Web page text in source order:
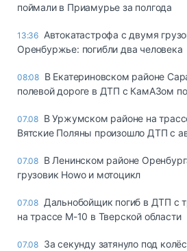
поймали в Приамурье за полгода
13:36 Автокатастрофа с двумя
Оренбуржье: погибли два человека
08:08 В Екатериновском районе
полевой дороге в ДТП с КамАЗом
07.08 В Уржумском районе на
Вятские Поляны произошло ДТП с
07.08 В Ленинском районе
грузовик Howo и мотоцикл
07.08 Дальнобойщик погиб в ДТП с
на трассе М-10 в Тверской области
07.08 За секунду затянуло под